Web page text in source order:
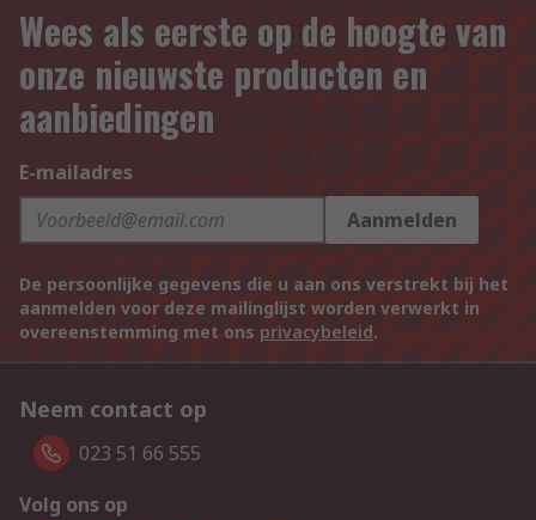
Wees als eerste op de hoogte van
onze nieuwste producten en
aanbiedingen
E-mailadres
Aanmelden
De persoonlijke gegevens die u aan ons verstrekt bij het
aanmelden voor deze mailinglijst worden verwerkt in
overeenstemming met ons privacybeleid.
Neem contact op
023 51 66 555
Volg ons op